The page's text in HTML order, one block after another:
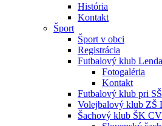
História
Kontakt
Šport
Šport v obci
Registrácia
Futbalový klub
Fotogaléria
Kontakt
Futbalový klub pri
Volejbalový klub ZŠ
Šachový klub ŠK